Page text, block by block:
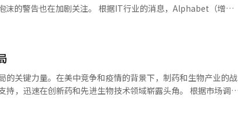
历史第二大降幅，仅次于3月的340亿4000万美元。 证券投
元，较上月的62亿4000万美元有所减少。 特别是股票因
历史最大净卖出。负债性证券为52亿9000万美元，尽管全球国
，增幅有所缩小。※ 本报道经人工智能（AI）系统翻译与编
执行，西龙电子的持股比例将从原来的38.18%骤降至
下跌加剧的7月8日至31日之间，分五次逐步提前偿还了总计
能继续下行。 - 然而，利率下行的幅度可能有限，因为需要确
▷由于管理类别指定的担忧，썸에이지决定撤回股东配售增资
5000韩元 ▷光和电子完成60亿韩元规模的私募可转换债券发
根据IT行业的消息，Alphabet（增长
微软（增长18%）这四家公司在2026年第二季度的平均收入增
超大规模公司（微软、亚马逊、Alphabet、Meta、甲骨文、
量面临威胁。 穆迪预计，这六家公司的资本
亿美元。直接债务也已接近4600亿美元。标普全球评级此前将
大幅反映。业内人士认为，这与主营业务的盈利改善性质不
的关键力量。在美中竞争和疫情的背景下，制药和生物产业的战
在创新药和先进生物技术领域崭露头角。 根据市场调研
市场规模预计将从2023年的约742亿美元（约合108万亿人民